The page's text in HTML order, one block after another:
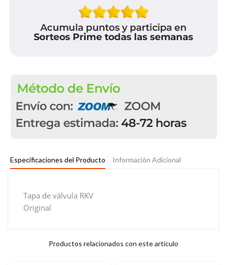
Especificaciones del Producto Información Adicional
Tapa de válvula RKV
Original
Productos relacionados con este artículo